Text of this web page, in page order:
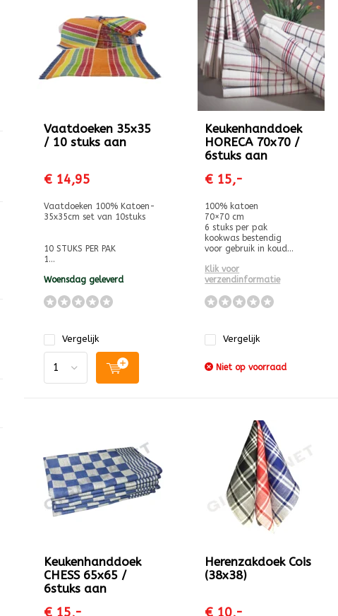
Vaatdoeken 35x35
/ 10 stuks aan
€ 14,95
Vaatdoeken 100% Katoen-
35x35cm set van 10stuks
10 STUKS PER PAK
1...
Woensdag geleverd
Vergelijk
Keukenhanddoek
HORECA 70x70 /
6stuks aan
€ 15,-
100% katoen
70×70 cm
6 stuks per pak
kookwas bestendig
voor gebruik in koud...
Klik voor
verzendinformatie
Vergelijk
Niet op voorraad
Keukenhanddoek
CHESS 65x65 /
6stuks aan
€ 15,-
Herenzakdoek Cois
(38x38)
€ 10,-